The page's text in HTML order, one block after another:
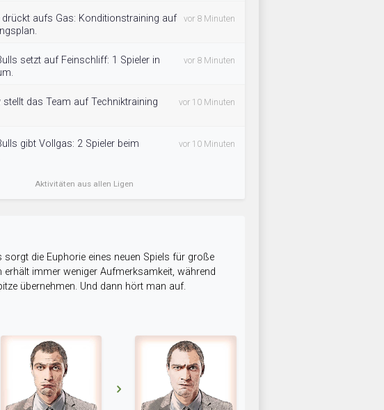
drückt aufs Gas: Konditionstraining auf
vor 8 Minuten
setzt auf Feinschliff: 1 Spieler in
vor 8 Minuten
stellt das Team auf Techniktraining
vor 10 Minuten
gibt Vollgas: 2 Spieler beim
vor 10 Minuten
Aktivitäten aus allen Ligen
sorgt die Euphorie eines neuen Spiels für große
immer weniger Aufmerksamkeit, während
übernehmen. Und dann hört man auf.